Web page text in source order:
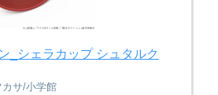
_シェラカップ シュタルク
サ/小学館